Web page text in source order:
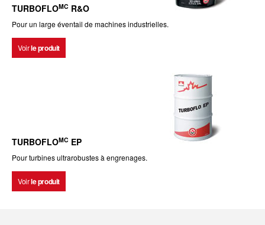
TURBOFLOMC R&O
Pour un large éventail de machines industrielles.
Voirle produit
TURBOFLOMC EP
Pour turbines ultrarobustes à engrenages.
Voirle produit